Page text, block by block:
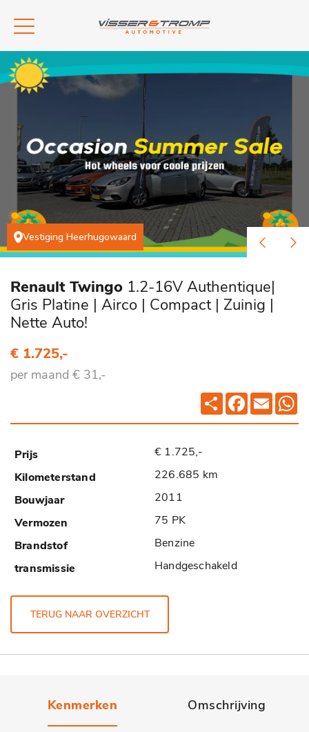
Vestiging Heerhugowaard
Renault Twingo 1.2-16V Authentique|
Gris Platine | Airco | Compact | Zuinig |
Nette Auto!
€ 1.725,-
per maand € 31,-
Deel Facebook
Email
€ 1.725,-
226.685 km
2011
75 PK
Benzine
Handgeschakeld
TERUG NAAR OVERZICHT
Kenmerken Omschrijving